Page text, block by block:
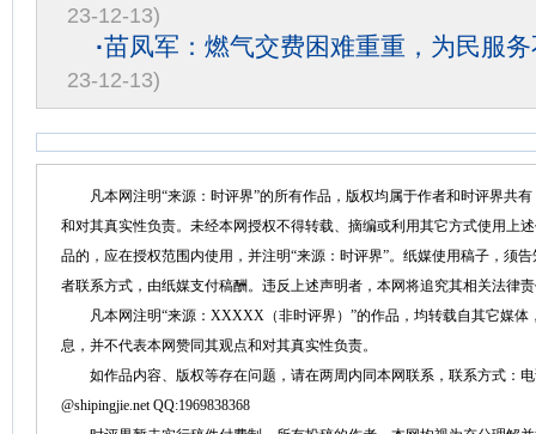
23-12-13)
·苗凤军：燃气交费困难重重，为民服
23-12-13)
凡本网注明“来源：时评界”的所有作品，版权均属于作者和时评界共有
和对其真实性负责。未经本网授权不得转载、摘编或利用其它方式使用上
品的，应在授权范围内使用，并注明“来源：时评界”。纸媒使用稿子，须
者联系方式，由纸媒支付稿酬。违反上述声明者，本网将追究其相关法律
凡本网注明“来源：XXXXX（非时评界）”的作品，均转载自其它媒体
息，并不代表本网赞同其观点和对其真实性负责。
如作品内容、版权等存在问题，请在两周内同本网联系，联系方式：电
@shipingjie.net QQ:1969838368